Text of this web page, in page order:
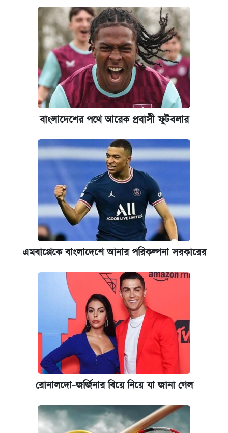
কেমব্রিজ বিশ্ববিদ্যালয়ের এমবিএ স্কলারশিপে
আবেদন শুরু
বাংলাদেশের পথে আরেক প্রবাসী ফুটবলার
এমবাপ্পেকে বাংলাদেশে আনার পরিকল্পনা সরকারের
রোনালদো-জর্জিনার বিয়ে নিয়ে যা জানা গেল